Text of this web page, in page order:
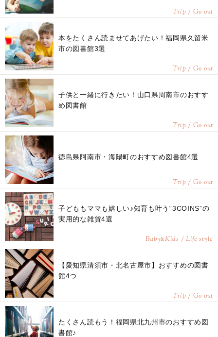
Trip / Go out
本をたくさん読ませてあげたい！福岡県久留米
市の図書館3選
Trip / Go out
子供と一緒に行きたい！山口県周南市のおすす
め図書館
Trip / Go out
徳島県阿南市・海陽町のおすすめ図書館4選
Trip / Go out
子どももママも嬉しい♪知育も叶う“3COINS”の
実用的な雑貨4選
Baby&Kids / Life style
【愛知県清須市・北名古屋市】おすすめの図書
館4つ
Trip / Go out
たくさん読もう！福岡県北九州市のおすすめ図
書館♪